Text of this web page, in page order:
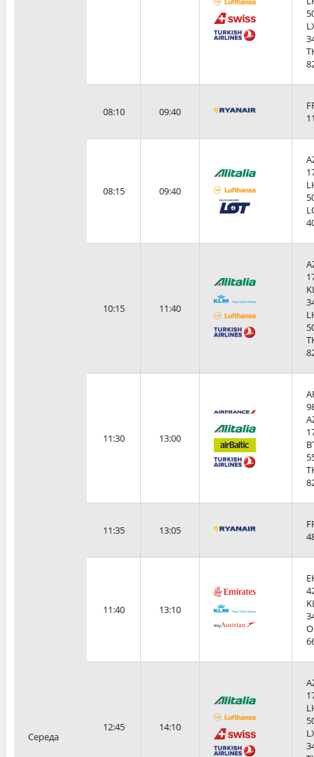
Середа
08:10 09:40
08:15 09:40
10:15 11:40
11:30 13:00
11:35 13:05
11:40 13:10
12:45 14:10